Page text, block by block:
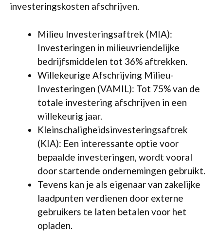
investeringskosten afschrijven.
Milieu Investeringsaftrek (MIA):
Investeringen in milieuvriendelijke
bedrijfsmiddelen tot 36% aftrekken.
Willekeurige Afschrijving Milieu-
Investeringen (VAMIL): Tot 75% van de
totale investering afschrijven in een
willekeurig jaar.
Kleinschaligheidsinvesteringsaftrek
(KIA): Een interessante optie voor
bepaalde investeringen, wordt vooral
door startende ondernemingen gebruikt.
Tevens kan je als eigenaar van zakelijke
laadpunten verdienen door externe
gebruikers te laten betalen voor het
opladen.